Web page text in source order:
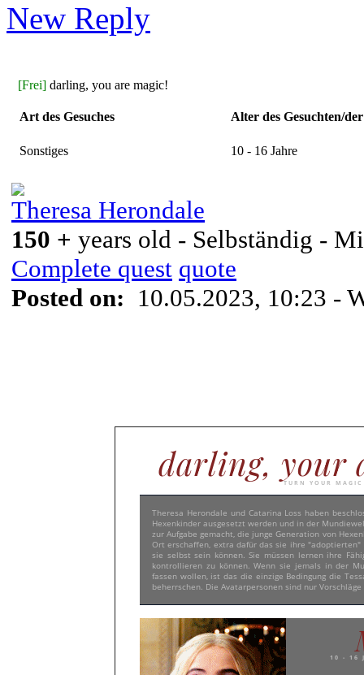
New Reply
[Frei] darling, you are magic!
Art des Gesuches Alter des Gesuchten/
Sonstiges 10 - 16 Jahre
Theresa Herondale
150 + years old - Selbständig -
Complete quest quote
Posted on: 10.05.2023, 10:23 -
darling, your
TURN YOUR
Theresa Herondale und Catarina Loss haben
Hexenkinder ausgesetzt werden und in der
zur Aufgabe gemacht, die junge Generation von
Ort erschaffen, extra dafür das sie ihre "adoptierten"
sie selbst sein können. Sie müssen lernen ihre
kontrollieren zu können. Wenn sie jemals in der
fassen wollen, ist das die einzige Bedingung die
beherrschen. Die Avatarpersonen sind nur
10 - 16